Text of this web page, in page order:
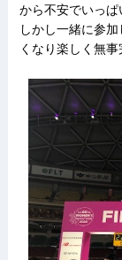
から不安でいっぱ
しかし一緒に参
くなり楽しく無事